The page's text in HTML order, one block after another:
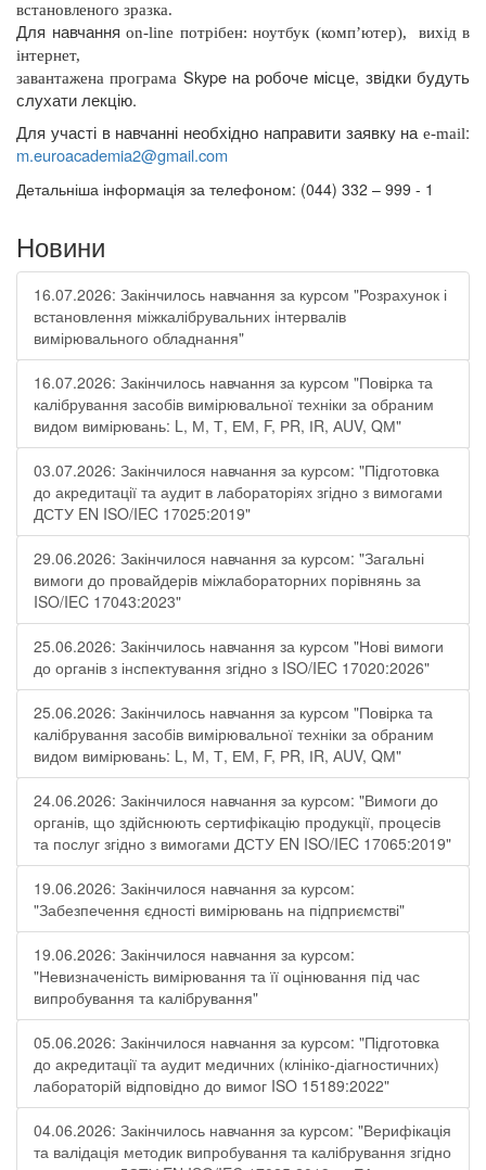
встановленого зразка.
Для навчання on-line потрібен: ноутбук (комп’ютер),
вихід в
інтернет,
завантажена програма Skypeна робоче місце, звідки будуть
слухати лекцію.
Для участі в навчанні необхідно направити заявку на e-mail:
m.euroacademia2@gmail.com
Детальніша інформація за телефоном: (044) 332 – 999 - 1
Новини
16.07.2026: Закінчилось навчання за курсом "Розрахунок і
встановлення міжкалібрувальних інтервалів
вимірювального обладнання"
16.07.2026: Закінчилось навчання за курсом "Повірка та
калібрування засобів вимірювальної техніки за обраним
видом вимірювань: L, М, Т, ЕМ, F, РR, ІR, АUV, QМ"
03.07.2026: Закінчилося навчання за курсом: "Підготовка
до акредитації та аудит в лабораторіях згідно з вимогами
ДСТУ EN ISO/IEC 17025:2019"
29.06.2026: Закінчилося навчання за курсом: "Загальні
вимоги до провайдерів міжлабораторних порівнянь за
ISO/IEC 17043:2023"
25.06.2026: Закінчилось навчання за курсом "Нові вимоги
до органів з інспектування згідно з ISO/IEC 17020:2026"
25.06.2026: Закінчилось навчання за курсом "Повірка та
калібрування засобів вимірювальної техніки за обраним
видом вимірювань: L, М, Т, ЕМ, F, РR, ІR, АUV, QМ"
24.06.2026: Закінчилося навчання за курсом: "Вимоги до
органів, що здійснюють сертифікацію продукції, процесів
та послуг згідно з вимогами ДСТУ EN ISO/IEC 17065:2019"
19.06.2026: Закінчилося навчання за курсом:
"Забезпечення єдності вимірювань на підприємстві"
19.06.2026: Закінчилося навчання за курсом:
"Невизначеність вимірювання та її оцінювання під час
випробування та калібрування"
05.06.2026: Закінчилося навчання за курсом: "Підготовка
до акредитації та аудит медичних (клініко-діагностичних)
лабораторій відповідно до вимог ISO 15189:2022"
04.06.2026: Закінчилось навчання за курсом: "Верифікація
та валідація методик випробування та калібрування згідно